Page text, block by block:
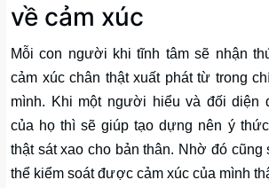
về cảm xúc
Mỗi con người khi tĩnh tâm sẽ nhận
cảm xúc chân thật xuất phát từ trong
mình. Khi một người hiểu và đối diện
của họ thì sẽ giúp tạo dựng nên ý
thật sát xao cho bản thân. Nhờ đó cũng
thể kiểm soát được cảm xúc của mình